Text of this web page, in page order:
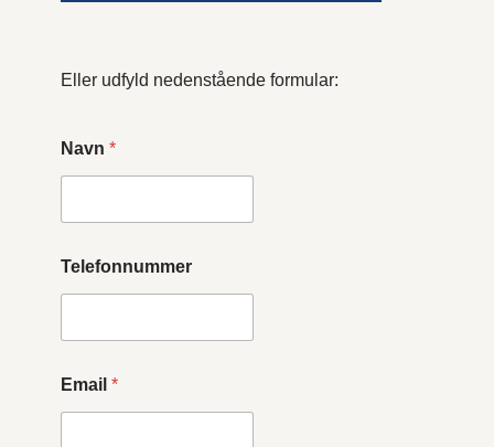
Eller udfyld nedenstående formular:
Navn *
Telefonnummer
Email *